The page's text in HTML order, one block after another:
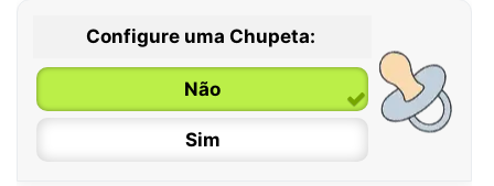
Configure uma Chupeta:
Não
Sim